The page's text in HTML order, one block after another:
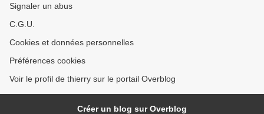
Signaler un abus
C.G.U.
Cookies et données personnelles
Préférences cookies
Voir le profil de thierry sur le portail Overblog
Créer un blog sur Overblog